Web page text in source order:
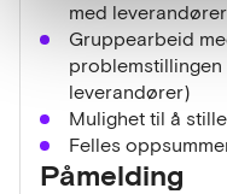
med leverandører
Gruppearbeid
problemstillingen
leverandører)
Mulighet til å
Felles
Påmelding